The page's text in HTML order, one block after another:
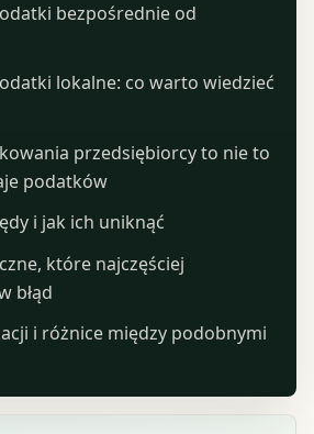
bezpośrednie od
lokalne: co warto wiedzieć
przedsiębiorcy to nie to
podatków
i jak ich uniknąć
które najczęściej
błąd
i różnice między podobnymi